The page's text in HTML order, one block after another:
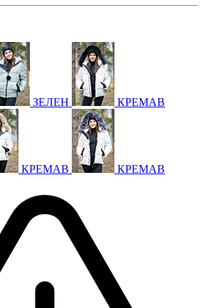
ЗЕЛЕН КРЕМАВ
КРЕМАВ КРЕМАВ